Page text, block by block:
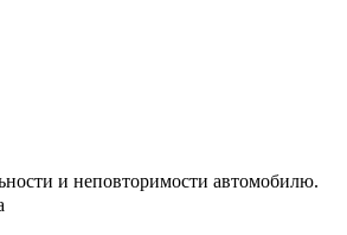
и неповторимости автомобилю.